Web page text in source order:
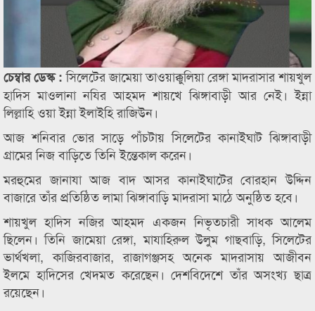
চেম্বার ডেস্ক :সিলেটের জামেয়া তাওয়াক্কুলিয়া রেঙ্গা মাদরাসার শায়খুল
হাদিস মাওলানা নযির আহমদ শায়খে ঝিঙ্গাবাড়ী আর নেই। ইন্না
লিল্লাহি ওয়া ইন্না ইলাইহি রাজিউন।
আজ শনিবার ভোর সাড়ে পাঁচটায় সিলেটের কানাইঘাট ঝিঙ্গাবাড়ী
গ্রামের নিজ বাড়িতে তিনি ইন্তেকাল করেন।
মরহুমের জানাযা আজ বাদ আসর কানাইঘাটের বোরহান উদ্দিন
বাজারে তাঁর প্রতিষ্ঠিত লামা ঝিঙ্গাবাড়ি মাদরাসা মাঠে অনুষ্ঠিত হবে।
শায়খুল হাদিস নজির আহমদ একজন নিভৃতচারী সাধক আলেম
ছিলেন। তিনি জামেয়া রেঙ্গা, মাযাহিরুল উলুম গাছবাড়ি, সিলেটের
ভার্থখলা, কাজিরবাজার, রাজাগঞ্জসহ অনেক মাদরাসায় আজীবন
ইলমে হাদিসের খেদমত করেছেন। দেশবিদেশে তাঁর অসংখ্য ছাত্র
রয়েছেন।